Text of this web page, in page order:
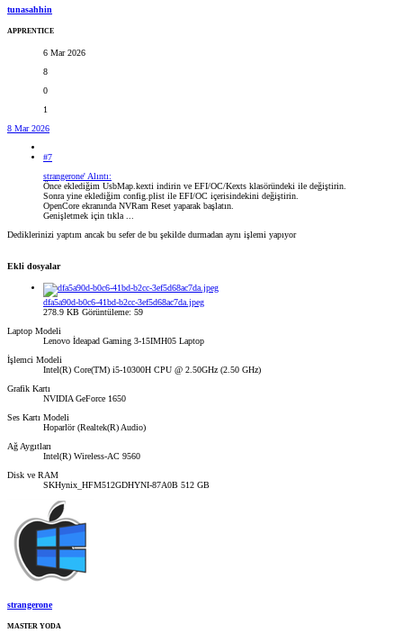
tunasahhin
APPRENTICE
6 Mar 2026
8
0
1
8 Mar 2026
#7
strangerone' Alıntı:
Önce eklediğim UsbMap.kexti indirin ve EFI/OC/Kexts klasöründeki ile değiştirin.
Sonra yine eklediğim config.plist ile EFI/OC içerisindekini değiştirin.
OpenCore ekranında NVRam Reset yaparak başlatın.
Genişletmek için tıkla ...
Dediklerinizi yaptım ancak bu sefer de bu şekilde durmadan aynı işlemi yapıyor
Ekli dosyalar
dfa5a90d-b0c6-41bd-b2cc-3ef5d68ac7da.jpeg
278.9 KB Görüntüleme: 59
Laptop Modeli
Lenovo İdeapad Gaming 3-15IMH05 Laptop
İşlemci Modeli
Intel(R) Core(TM) i5-10300H CPU @ 2.50GHz (2.50 GHz)
Grafik Kartı
NVIDIA GeForce 1650
Ses Kartı Modeli
Hoparlör (Realtek(R) Audio)
Ağ Aygıtları
Intel(R) Wireless-AC 9560
Disk ve RAM
SKHynix_HFM512GDHYNI-87A0B 512 GB
strangerone
MASTER YODA